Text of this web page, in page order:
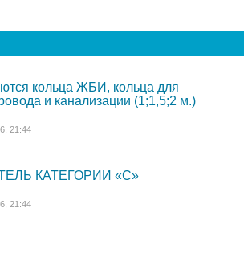
кольца ЖБИ, кольца для
и канализации (1;1,5;2 м.)
21:44
КАТЕГОРИИ «C»
21:44